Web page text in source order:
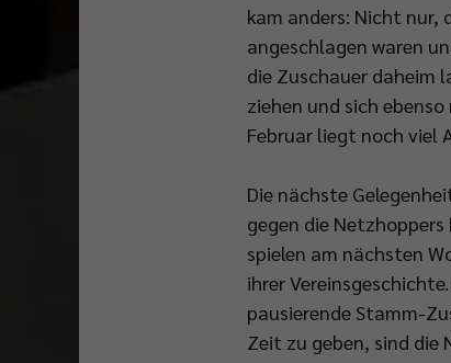
kam anders: Nicht nur,
angeschlagen waren
die Zuschauer daheim
ziehen und sich
Februar liegt noch viel
Die nächste
gegen die
spielen am nächsten
ihrer
pausierende Stamm-
Zeit zu geben, sind die